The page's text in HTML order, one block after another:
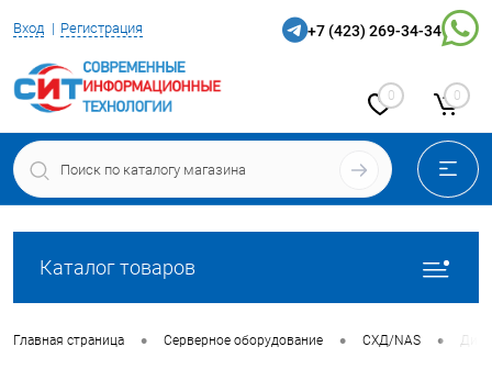
Вход Регистрация +7 (423) 269-34-34
0 0
Каталог товаров
Главная страница • Серверное оборудование • СХД/NAS •